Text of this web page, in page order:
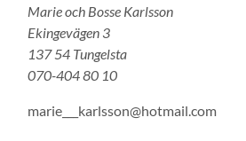
Marie och Bosse Karlsson
Ekingevägen 3
137 54 Tungelsta
070-404 80 10
marie___karlsson@hotmail.com